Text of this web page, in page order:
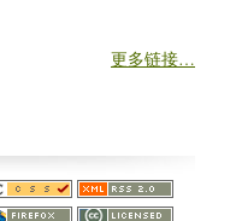
更多链接…